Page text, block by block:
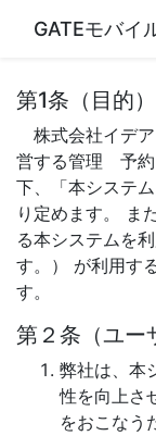
GATEモバイ
第1条（目的）
株式会社イデ
営する管理 予約
下、「本システ
り定めます。 ま
る本システムを
す。） が利用す
す。
第２条（ユー
弊社は、本
性を向上さ
をおこなう